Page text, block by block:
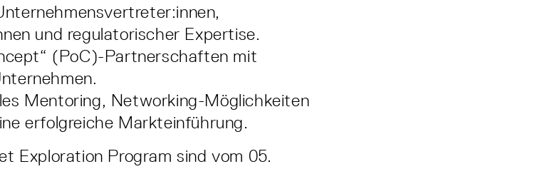
und regulatorischer Expertise.
(PoC)-Partnerschaften mit
Mentoring, Networking-Möglichkeiten
erfolgreiche Markteinführung.
Exploration Program sind vom 05.